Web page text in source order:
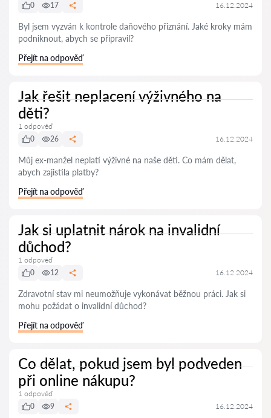
0
17 16.12.2024
Byl jsem vyzván k kontrole daňového přiznání. Jaké kroky mám
podniknout, abych se připravil?
Přejít na odpověď
Jak řešit neplacení výživného na
děti?
1 odpověď
0
26 16.12.2024
Můj ex-manžel neplatí výživné na naše děti. Co mám dělat,
abych zajistila platby?
Přejít na odpověď
Jak si uplatnit nárok na invalidní
důchod?
1 odpověď
0
12 16.12.2024
Zdravotní stav mi neumožňuje vykonávat běžnou práci. Jak si
mohu požádat o invalidní důchod?
Přejít na odpověď
Co dělat, pokud jsem byl podveden
při online nákupu?
1 odpověď
0
9 16.12.2024